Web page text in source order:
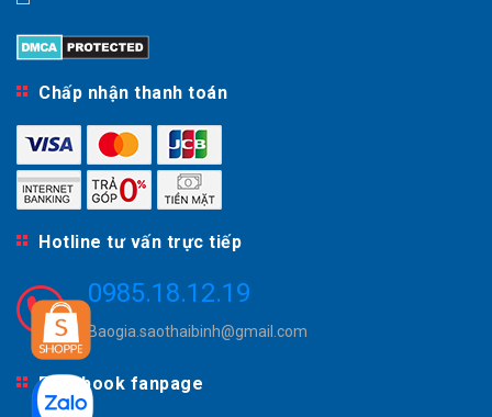
Chấp nhận thanh toán
Hotline tư vấn trực tiếp
0985.18.12.19
Baogia.saothaibinh@gmail.com
Facebook fanpage